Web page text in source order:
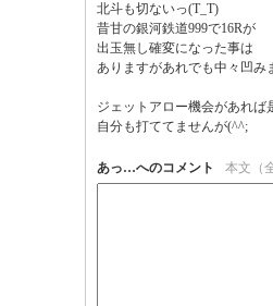
北斗も切ないっ(T_T)
昔甘の銀河鉄道999で16Rが
出玉無し確変になった事は
ありますがあれでも中々凹み
ジェットアロー機会があれば
自分も打ててませんが(^^;
あっ…へのコメント 本文（